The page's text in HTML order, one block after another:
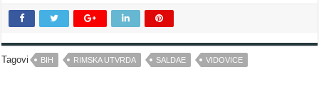
Tagovi BIH RIMSKA UTVRDA SALDAE VIDOVICE